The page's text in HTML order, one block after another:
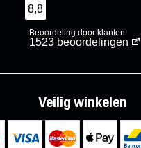
8,8
Beoordeling door klanten
1523 beoordelingen
Veilig winkelen